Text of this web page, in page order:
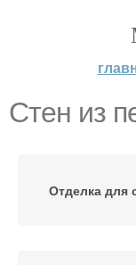
Стен из
Отделка для